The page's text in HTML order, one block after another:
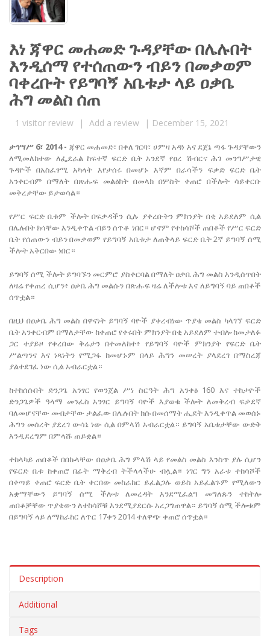
እነ ጃዋር መሐመድ ጉዳያቸው በሌሉበት
እንዲሰማ የተሰጠውን ብይን በመቃወም
ባቀረቡት የይግባኝ አቤቱታ ላይ ዐቃቤ
ሕግ መልስ ሰጠ
1 visitor review | Add a review | December 15, 2021
ታኅሣሥ 6፣ 2014 - ጃዋር መሐመድ፣ በቀለ ገርባ፣ ሀምዛ አዳነ እና ደጀኔ ጣፋ ጉዳያቸውን
ለሚመለከተው ለፌደራል ከፍተኛ ፍርድ ቤት አንደኛ የፀረ ሽብርና ሕገ መንግሥታዊ
ጉዳዮች በአስፈፃሚ አካላት እየታሰሩ በመሆኑ እኛም በራሳችን ፍቃድ ፍርድ ቤት
አንቀርብም በማለት በጽሑፍ መልዕክት በመላክ በሦስት ቀጠሮ በችሎት ሳይቀርቡ
መቅረታቸው ይታወሳል።
የሥር ፍርድ ቤቱም ችሎት በፍቃዳችን ሲሉ ያቀረቡትን ምክንያት በቂ አይደለም ሲል
በሌሉበት ክሳቸው እንዲቀጥል ብይን ሰጥቶ ነበር። ሆኖም የተከሳሾች ጠበቆች የሥር ፍርድ
ቤት የሰጠውን ብይን በመቃወም የይግባኝ አቤቱታ ለጠቅላይ ፍርድ ቤት 2ኛ ይግባኝ ሰሚ
ችሎት አቅርበው ነበር።
ይግባኝ ሰሚ ችሎት ይግባኙን መርምሮ ያስቀርባል በማለት ዐቃቤ ሕግ መልስ እንዲሰጥበት
ለዛሬ የቀጠረ ሲሆን፥ ዐቃቤ ሕግ መልሱን በጽሑፍ ዛሬ ለችሎቱ እና ለይግባኝ ባይ ጠበቆች
ሰጥቷል።
በዚህ በዐቃቤ ሕግ መልስ በዋናነት ይግባኝ ባዮች ያቀረብነው ጥያቄ መልስ ካላገኘ ፍርድ
ቤት አንቀርብም በማለታቸው ከቀጠሮ የቀሩበት ምክንያት በቂ አይደለም ተብሎ ከመታለፉ
ጋር ተያይዞ የቀረበው ቅሬታን በተመለከተ፥ የይግባኝ ባዮች ምክንያት የፍርድ ቤት
ሥልጣንና እና ነጻነትን የሚጋፋ ከመሆኑም በላይ ሕግን መሠረት ያላደረገ በማስረጃ
ያልተደገፈ ነው ሲል አብራርቷል።
ከተከሰሱበት ድንጋጌ አንፃር የወንጀል ሥነ ስርዓት ሕግ አንቀፅ 160 እና ተከታዮች
ድንጋጌዎች ዓላማ መንፈስ አንፃር ይግባኝ ባዮች እያወቁ ችሎት ለመቅረብ ፍቃደኛ
ባለመሆናቸው መብታቸው ታልፈው በሌሉበት ክሱ በመሰማት ሒደት እንዲቀጥል መወሰኑ
ሕግን መሰረት ያደረገ ውሳኔ ነው ሲል በምላሽ አብራርቷል። ይግባኝ አቤቱታቸው ውድቅ
እንዲደረግም በምላሹ ጠይቋል።
ተከላካይ ጠበቆች በበኩላቸው በዐቃቤ ሕግ ምላሽ ላይ የመልስ መልስ እንስጥ ያሉ ሲሆን
የፍርድ ቤቱ ከቀጠሮ በፊት ማቅረብ ትችላላችሁ ብሏል። ነገር ግን አራቱ ተከሳሾች
በቀጣይ ቀጠሮ ፍርድ ቤት ቀርበው መከራከር ይፈልጋሉ ወይስ አይፈልጉም የሚለውን
አቋማቸውን ይግባኝ ሰሚ ችሎቱ ለመረዳት እንደሚፈልግ መግለጹን ተከትሎ
ጠበቆቻቸው ጥያቄውን ለተከሳሾቹ እንደሚያደርሱ አረጋግጠዋል። ይግባኝ ሰሚ ችሎቱም
በይግባኝ ላይ ለማከራከር ለጥር 17ቀን 2014 ተለዋጭ ቀጠሮ ሰጥቷል።
Description
Additional
Tags